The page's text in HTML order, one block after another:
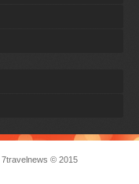
7travelnews © 2015